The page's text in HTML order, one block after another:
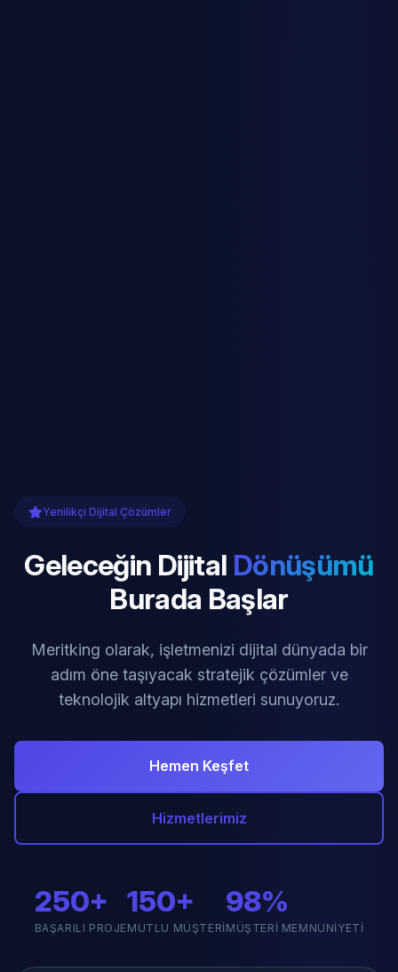
Yenilikçi Dijital Çözümler
Geleceğin Dijital Dönüşümü
Burada Başlar
Meritking olarak, işletmenizi dijital dünyada bir
adım öne taşıyacak stratejik çözümler ve
teknolojik altyapı hizmetleri sunuyoruz.
Hemen Keşfet
Hizmetlerimiz
250+
BAŞARILI PROJE
150+
MUTLU MÜŞTERI
98%
MÜŞTERI MEMNUNIYETI